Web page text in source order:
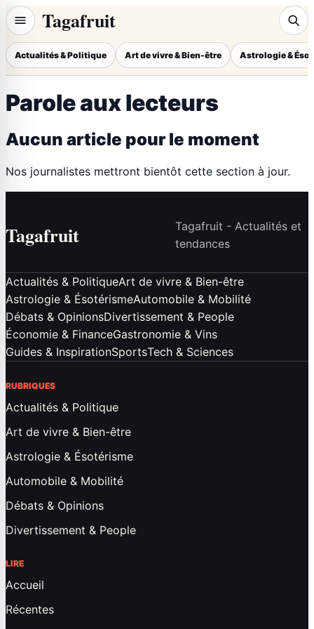
Tagafruit
Actualités & Politique Art de vivre & Bien-être Astrologie &
Parole aux lecteurs
Aucun article pour le moment
Nos journalistes mettront bientôt cette section à jour.
Tagafruit
Tagafruit - Actualités et
tendances
Actualités & PolitiqueArt de vivre & Bien-être
Astrologie & ÉsotérismeAutomobile & Mobilité
Débats & OpinionsDivertissement & People
Économie & FinanceGastronomie & Vins
Guides & InspirationSportsTech & Sciences
RUBRIQUES
Actualités & Politique
Art de vivre & Bien-être
Astrologie & Ésotérisme
Automobile & Mobilité
Débats & Opinions
Divertissement & People
LIRE
Accueil
Récentes